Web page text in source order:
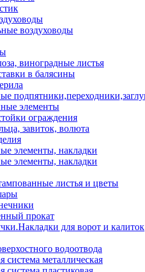
воздуховоды
виноградные листья
в балясины
элементы
ограждения
завиток, волюта
элементы, накладки
элементы, накладки
листья и цветы
прокат
для ворот и калиток
водоотвода
система металлическая